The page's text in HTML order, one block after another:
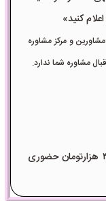
و مرکز مشاوره
مشاوره شما ندارد.
آنلاین ۴۵ دقیقه ۳۰۰ هزارتومان حضوری